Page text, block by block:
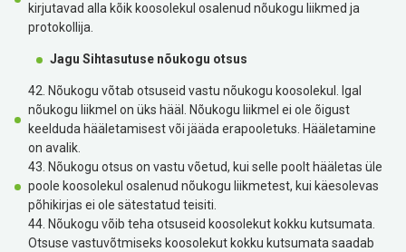
kirjutavad alla kõik koosolekul osalenud nõukogu liikmed ja
protokollija.
Jagu Sihtasutuse nõukogu otsus
42. Nõukogu võtab otsuseid vastu nõukogu koosolekul. Igal
nõukogu liikmel on üks hääl. Nõukogu liikmel ei ole õigust
keelduda hääletamisest või jääda erapooletuks. Hääletamine
on avalik.
43. Nõukogu otsus on vastu võetud, kui selle poolt hääletas üle
poole koosolekul osalenud nõukogu liikmetest, kui käesolevas
põhikirjas ei ole sätestatud teisiti.
44. Nõukogu võib teha otsuseid koosolekut kokku kutsumata.
Otsuse vastuvõtmiseks koosolekut kokku kutsumata saadab